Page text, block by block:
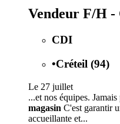
Vendeur F/H -
CDI
•Créteil (94)
Le 27 juillet
...et nos équipes.
magasin C'est garantir
accueillante et...